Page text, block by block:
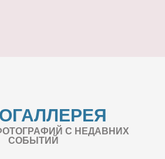
С НЕДАВНИХ
СОБЫТИЙ